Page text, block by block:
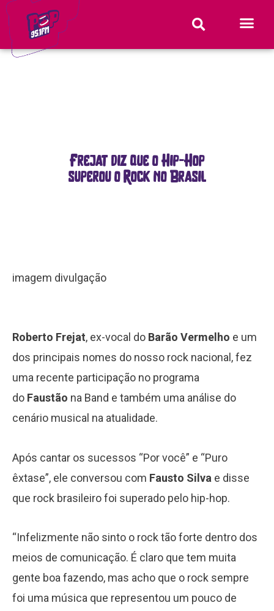
Frejat diz que o Hip-Hop
superou o Rock no Brasil
imagem divulgação
Roberto Frejat, ex-vocal do Barão Vermelho e um
dos principais nomes do nosso rock nacional, fez
uma recente participação no programa
do Faustão na Band e também uma análise do
cenário musical na atualidade.
Após cantar os sucessos “Por você” e “Puro
êxtase”, ele conversou com Fausto Silva e disse
que rock brasileiro foi superado pelo hip-hop.
“Infelizmente não sinto o rock tão forte dentro dos
meios de comunicação. É claro que tem muita
gente boa fazendo, mas acho que o rock sempre
foi uma música que representou um pouco de